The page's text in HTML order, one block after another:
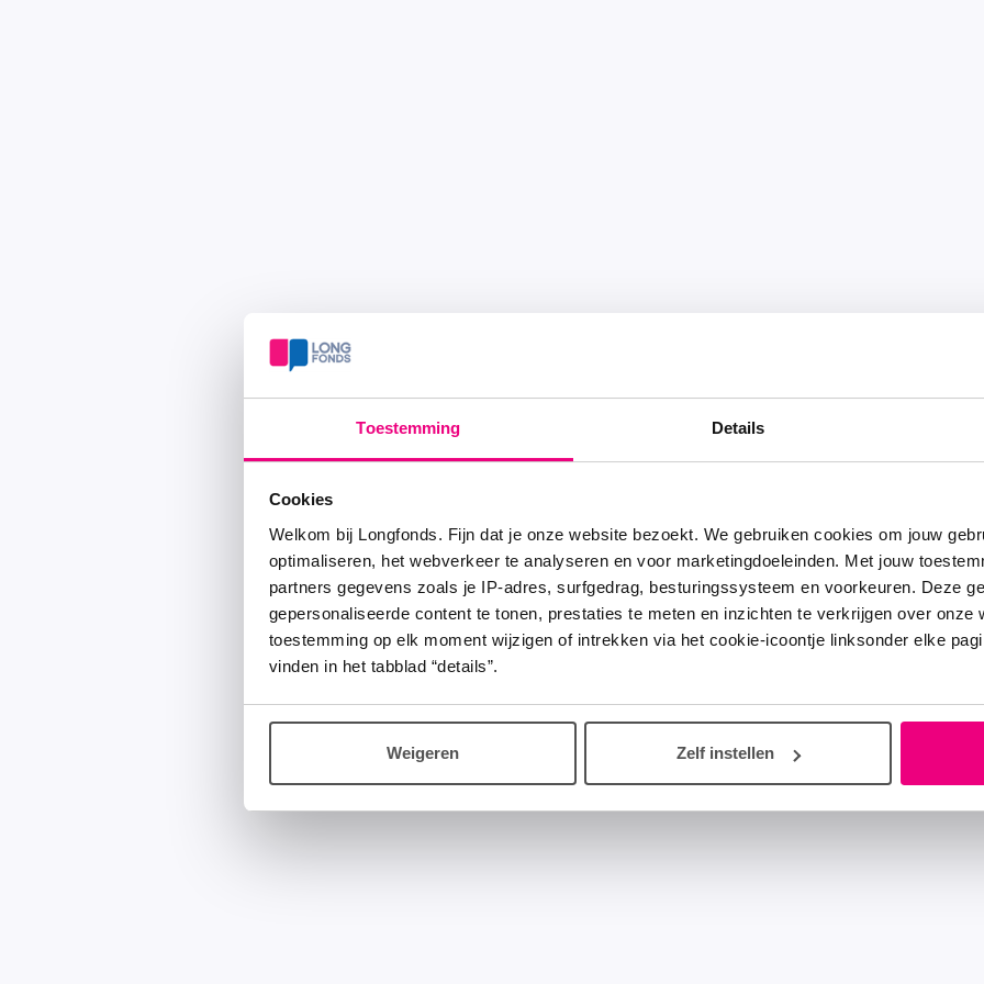
Toestemming Details
Cookies
Welkom bij Longfonds. Fijn dat je onze website bezoekt. We gebruiken cookies om jouw
optimaliseren, het webverkeer te analyseren en voor marketingdoeleinden. Met jouw
partners gegevens zoals je IP-adres, surfgedrag, besturingssysteem en voorkeuren. Deze
gepersonaliseerde content te tonen, prestaties te meten en inzichten te verkrijgen over onze
toestemming op elk moment wijzigen of intrekken via het cookie-icoontje linksonder elke
vinden in het tabblad “details”.
Weigeren Zelf instellen